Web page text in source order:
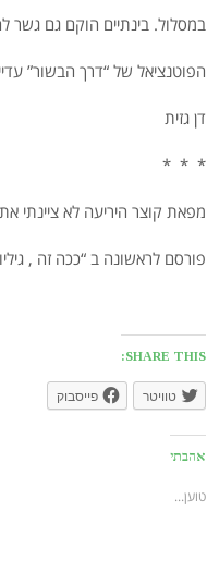
במסלול. בינתיים הוקם גם גשר
הפוטנציאל של “דרך הבשור”
דן גזית
* * *
מפאת קוצר היריעה לא ציינתי
פורסם לראשונה ב “ככה זה , גיליון-
SHARE THIS:
טוויטר פייסבוק
אהבתי
טוען...